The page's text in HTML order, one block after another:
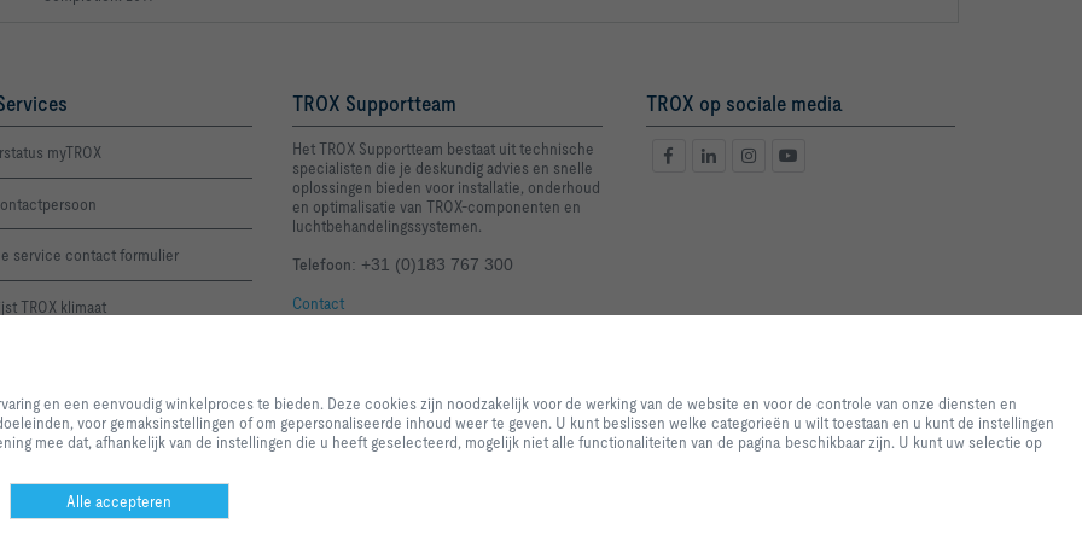
myTROX
service contact formulier
TROX klimaat
TROX Supportteam
Het TROX Supportteam bestaat uit technische
specialisten die je deskundig advies en snelle
oplossingen bieden voor installatie, onderhoud
en optimalisatie van TROX-componenten en
luchtbehandelingssystemen.
Telefoon: +31 (0)183 767 300
Contact
TROX op sociale media
van onze diensten en applicaties, evenals degenen die uitsluitend worden gebruikt voor statistische
doeleinden, voor gemaksinstellingen of om gepersonaliseerde inhoud weer te geven. U kunt beslissen welke
categorieën u wilt toestaan en u kunt de instellingen voor datagebruik aanpassen op basis van uw individuele
alle functionaliteiten van de pagina beschikbaar zijn. U kunt uw selectie op elk moment wijzigen.
en een eenvoudig winkelproces te bieden. Deze cookies zijn noodzakelijk voor de werking van de website en voor de controle van onze diensten en
voor gemaksinstellingen of om gepersonaliseerde inhoud weer te geven. U kunt beslissen welke categorieën u wilt toestaan en u kunt de instellingen
mee dat, afhankelijk van de instellingen die u heeft geselecteerd, mogelijk niet alle functionaliteiten van de pagina beschikbaar zijn. U kunt uw selectie op
Alle accepteren